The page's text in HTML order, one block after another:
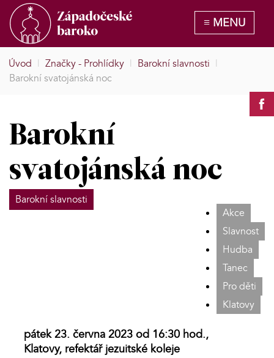
Úvod | Značky - Prohlídky | Barokní slavnosti |
Barokní svatojánská noc
Barokní
svatojánská noc
Barokní slavnosti
Akce
Slavnost
Hudba
Tanec
Pro děti
Klatovy
pátek 23. června 2023 od 16:30 hod.,
Klatovy, refektář jezuitské koleje